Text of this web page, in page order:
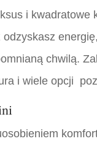
i
chwilą.
i wiele opcji